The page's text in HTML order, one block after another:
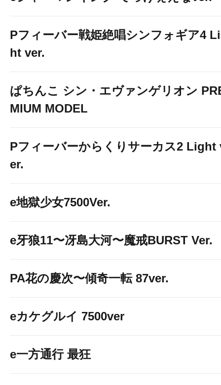
Pフィーバー戦姫絶唱シンフォギア4
ht ver.
ぱちんこ シン・エヴァンゲリオン
MIUM MODEL
Pフィーバーからくりサーカス2 Light
er.
e地獄少女7500Ver.
e牙狼11〜冴島大河〜魔戒BURST Ver.
PA花の慶次〜傾奇一転 87ver.
eカケグルイ 7500ver
e一方通行 最狂